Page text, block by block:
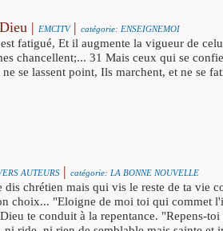
| EMCITV | catégorie: ENSEIGNEMOI
fatigué, Et il augmente la vigueur de
chancellent;... 31 Mais ceux qui se
se lassent point, Ils marchent, et ne se
AUTEURS | catégorie: LA BONNE NOUVELLE
dis chrétien mais qui vis le reste de ta
choix... "Eloigne de moi toi qui commet
te conduit à la repentance. "Repens-